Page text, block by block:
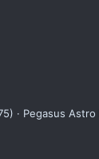
· Pegasus